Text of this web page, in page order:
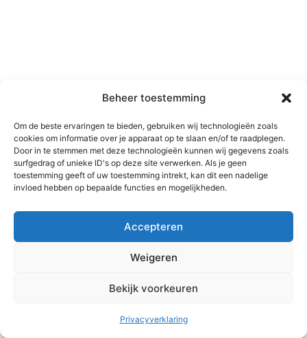
Beheer toestemming
Om de beste ervaringen te bieden, gebruiken wij technologieën zoals
cookies om informatie over je apparaat op te slaan en/of te raadplegen.
Door in te stemmen met deze technologieën kunnen wij gegevens zoals
surfgedrag of unieke ID's op deze site verwerken. Als je geen
toestemming geeft of uw toestemming intrekt, kan dit een nadelige
invloed hebben op bepaalde functies en mogelijkheden.
Accepteren
Weigeren
Bekijk voorkeuren
Privacyverklaring
Copyright © 2026 MC2 training en coaching | Aangedreven door